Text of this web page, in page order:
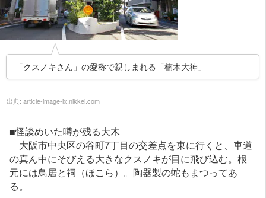
「クスノキさん」の愛称で親しまれる「楠木大神」
出典: article-image-ix.nikkei.com
■怪談めいた噂が残る大木
大阪市中央区の谷町7丁目の交差点を東に行くと、車道
の真ん中にそびえる大きなクスノキが目に飛び込む。根
元には鳥居と祠（ほこら）。陶器製の蛇もまつってあ
る。